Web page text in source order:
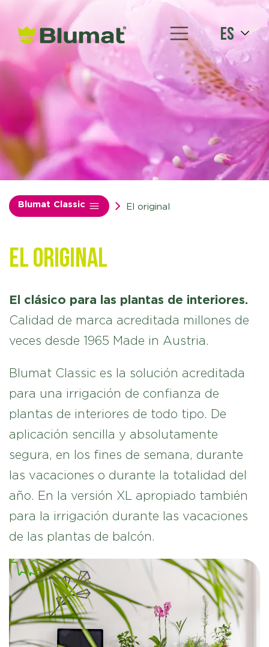
es
Blumat Classic El original
El original
El clásico para las plantas de interiores.
Calidad de marca acreditada millones de
veces desde 1965 Made in Austria.
Blumat Classic es la solución acreditada
para una irrigación de confianza de
plantas de interiores de todo tipo. De
aplicación sencilla y absolutamente
segura, en los fines de semana, durante
las vacaciones o durante la totalidad del
año. En la versión XL apropiado también
para la irrigación durante las vacaciones
de las plantas de balcón.